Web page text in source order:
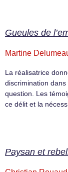
Gueules de
Martine
La réalisatrice
discrimination
question. Les
ce délit et la
Paysan et